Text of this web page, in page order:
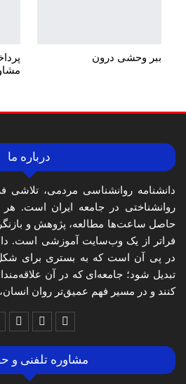
ببر وحشی درون
درباره ما
دانشنامه روانشناسی مردمی، تلاشی
روانشناختی در جامعه ایران است. هر
حاصل ساعت‌ها مطالعه، پژوهش و
فراتر از یک وب‌سایت آموزشی است.
در پی آن است که به بستری برای
تبدیل شود؛ جامعه‌ای که در آن
کنند و در مسیر فهم عمیق‌تر روان
مشاوره تلفنی و